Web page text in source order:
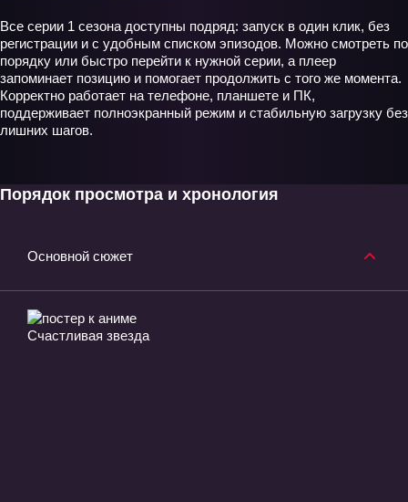
Все серии 1 сезона доступны подряд: запуск в один клик, без
регистрации и с удобным списком эпизодов. Можно смотреть по
порядку или быстро перейти к нужной серии, а плеер
запоминает позицию и помогает продолжить с того же момента.
Корректно работает на телефоне, планшете и ПК,
поддерживает полноэкранный режим и стабильную загрузку без
лишних шагов.
Порядок просмотра и хронология
Основной сюжет